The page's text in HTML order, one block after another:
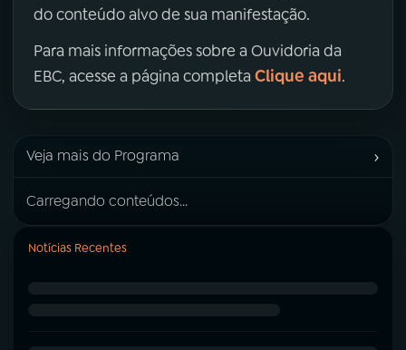
do conteúdo alvo de sua manifestação.
Para mais informações sobre a Ouvidoria da
EBC, acesse a página completa Clique aqui.
Veja mais do Programa ›
Carregando conteúdos...
Notícias Recentes